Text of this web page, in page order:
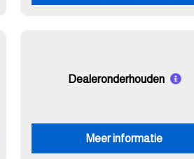
Dealeronderhouden
Meer informatie